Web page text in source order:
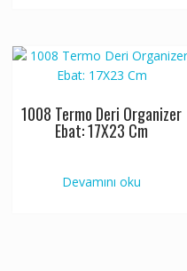
1008 Termo Deri Organizer
Ebat: 17X23 Cm
Devamını oku